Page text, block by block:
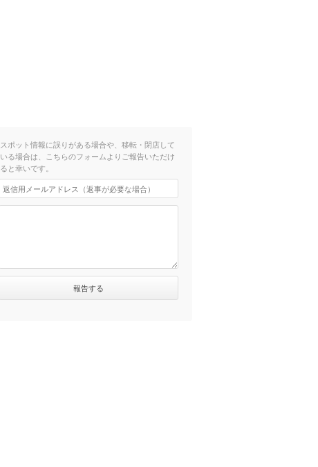
スポット情報に誤りがある場合や、移転・閉店して
いる場合は、こちらのフォームよりご報告いただけ
ると幸いです。